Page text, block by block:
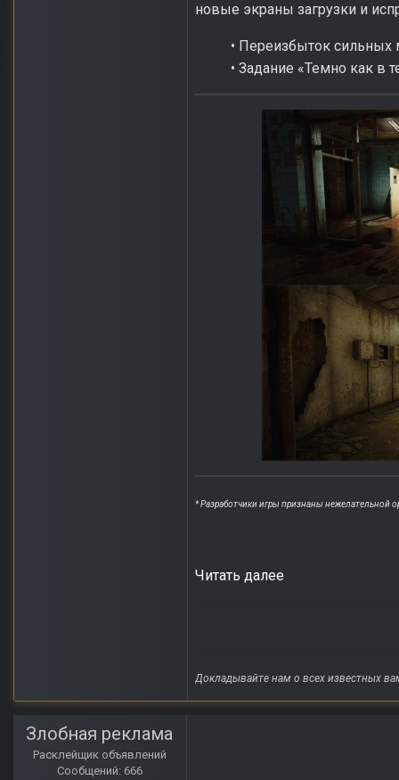
новые экраны загрузки и
• Переизбыток
• Задание «Темно как в
* Разработчики игры признаны нежелательной
Читать далее
Докладывайте нам о всех известных
Злобная реклама
Расклейщик объявлений
Сообщений: 666